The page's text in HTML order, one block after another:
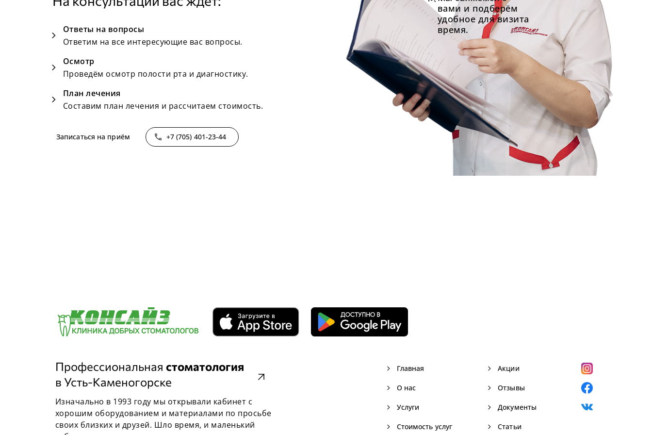
chevron_right
Ответы на вопросы
Ответим на все интересующие вас вопросы.
chevron_right
Осмотр
Проведём осмотр полости рта и диагностику.
chevron_right
План лечения
Составим план лечения и рассчитаем стоимость.
Записаться на приём phone +7 (705) 401-23-44
вами и подберём
удобное для визита
время.
Профессиональная стоматология
в Усть-Каменогорске
arrow_outward
Изначально в 1993 году мы открывали кабинет с
хорошим оборудованием и материалами по просьбе
своих близких и друзей. Шло время, и маленький
navigate_next Главная
navigate_next О нас
navigate_next Услуги
navigate_next Стоимость услуг
navigate_next Акции
navigate_next Отзывы
navigate_next Документы
navigate_next Статьи